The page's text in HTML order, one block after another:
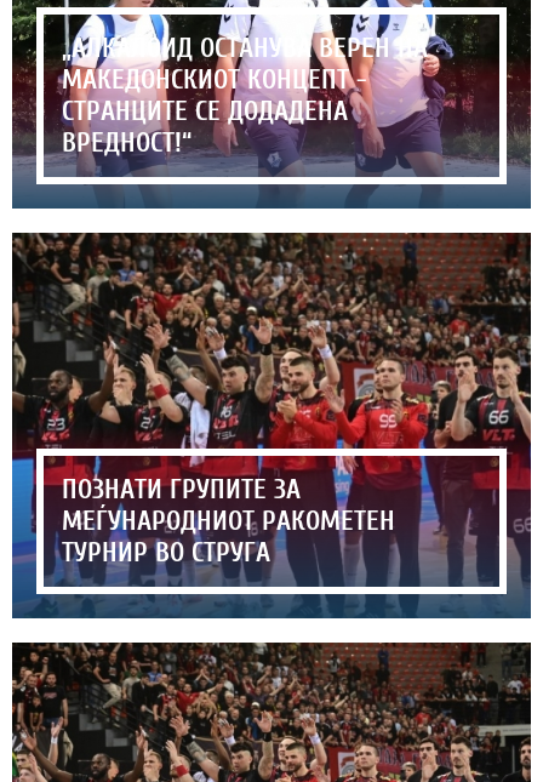
„АЛКАЛОИД ОСТАНУВА ВЕРЕН НА
МАКЕДОНСКИОТ КОНЦЕПТ -
СТРАНЦИТЕ СЕ ДОДАДЕНА
ВРЕДНОСТ!“
ПОЗНАТИ ГРУПИТЕ ЗА
МЕЃУНАРОДНИОТ РАКОМЕТЕН
ТУРНИР ВО СТРУГА